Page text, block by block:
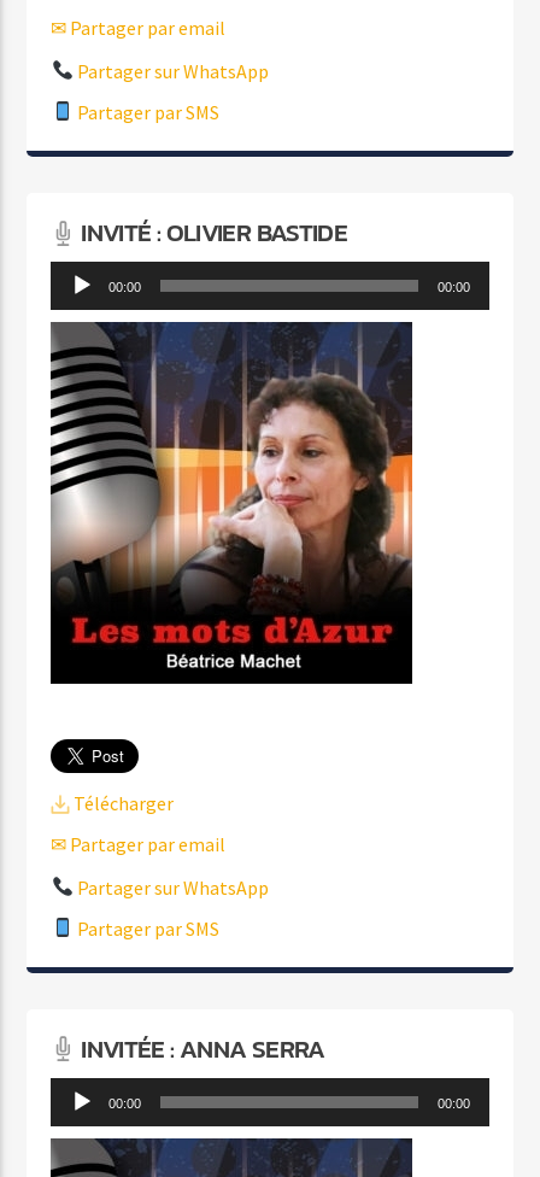
✉ Partager par email
Partager sur WhatsApp
Partager par SMS
INVITÉ : OLIVIER BASTIDE
Lecteur 00:00 00:00
Télécharger
✉ Partager par email
Partager sur WhatsApp
Partager par SMS
INVITÉE : ANNA SERRA
Lecteur 00:00 00:00